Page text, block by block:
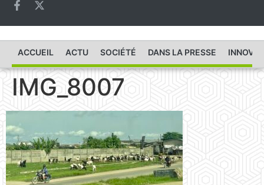
ACCUEIL ACTU SOCIÉTÉ DANS LA PRESSE
IMG_8007